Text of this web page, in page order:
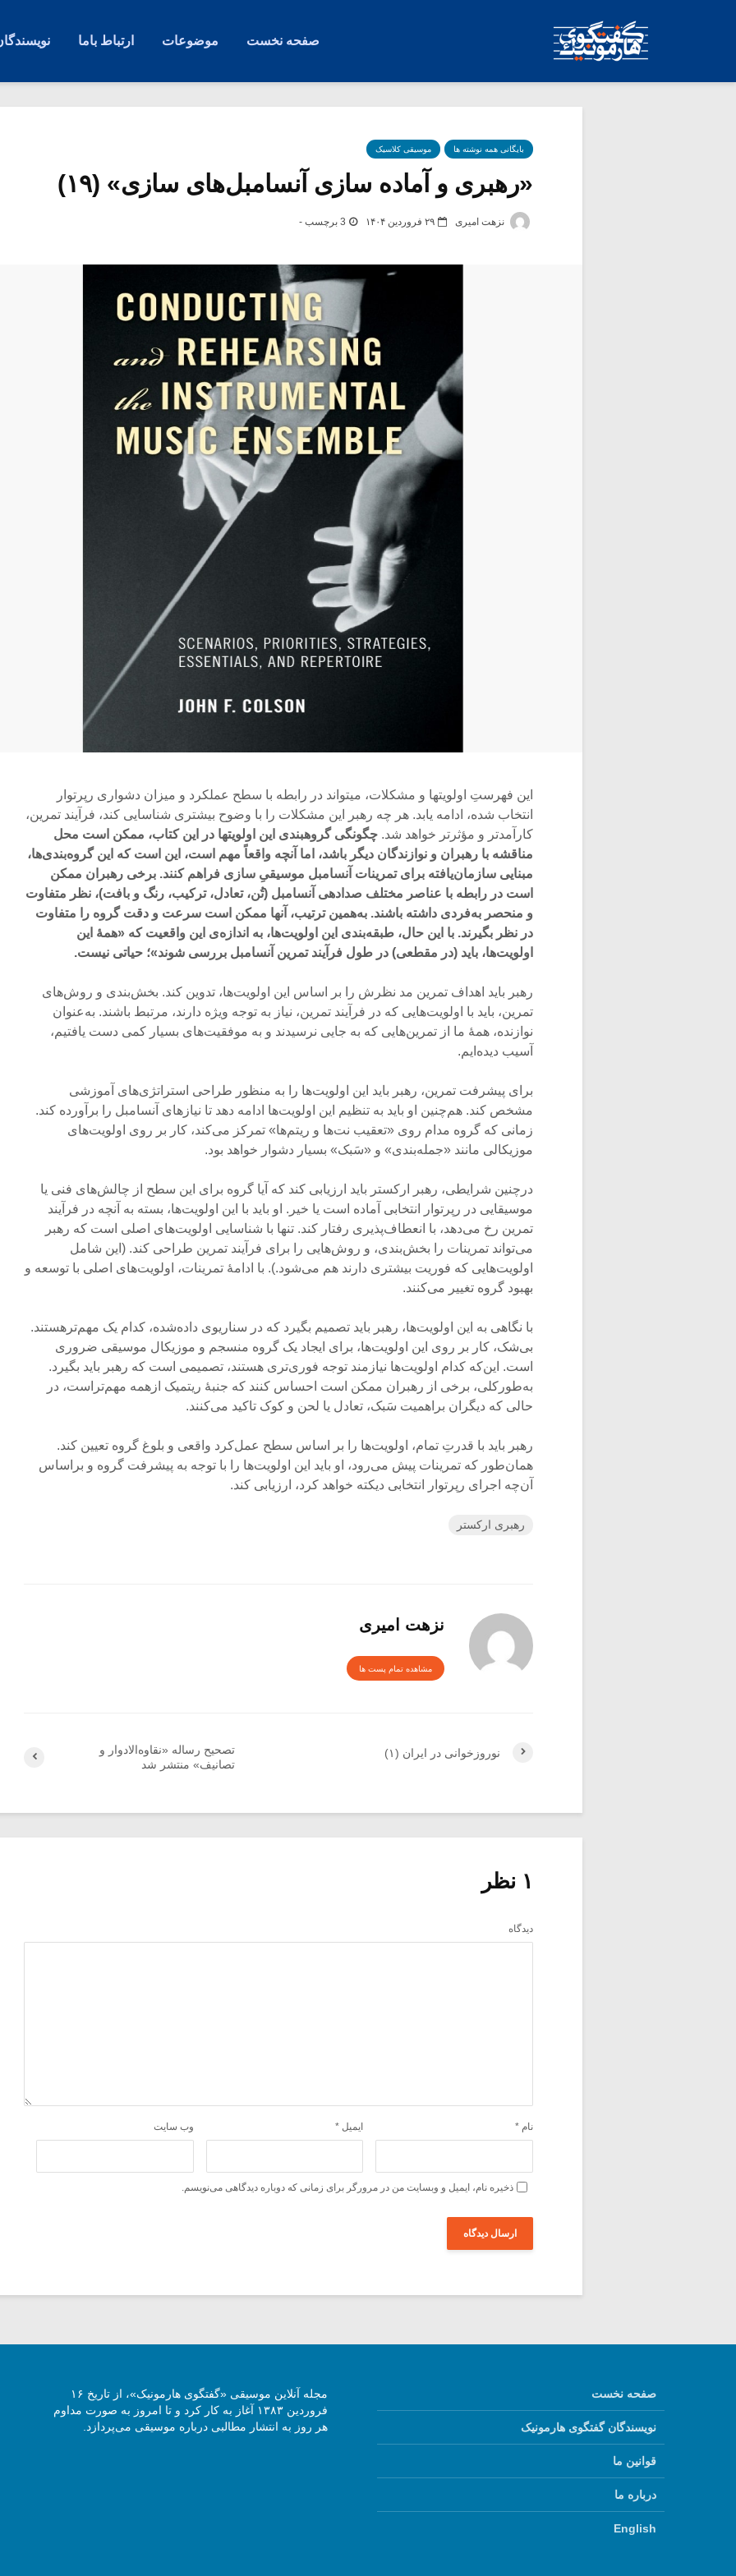
صفحه نخست موضوعات ارتباط باما
بایگانی همه نوشته ها موسیقی کلاسیک
«رهبری و آماده سازی آنسامبل‌های سازی» (۱۹)
نزهت امیری ۲۹ فروردین ۱۴۰۴ 3 برچسب -
این فهرستِ اولویت­ها و مشکلات، می­تواند در رابطه با سطح عمل­کرد و میزان دشواری رپرتوار
انتخاب شده، ادامه یابد. هر چه رهبر این مشکلات را با وضوح بیش­تری شناسایی کند، فرآیند تمرین،
کارآمدتر و مؤثرتر خواهد شد. چگونگی گروه­بندی این اولویت­ها در این کتاب، ممکن است محل
مناقشه با رهبران و نوازندگان دیگر باشد، اما آنچه واقعاً مهم است، این است که این گروه‌بندی‌ها،
مبنایی سازمان‌یافته برای تمرینات آنسامبل موسیقیِ سازی فراهم کنند. برخی رهبران ممکن
است در رابطه با عناصر مختلف صدادهی آنسامبل (تُن، تعادل، ترکیب، رنگ و بافت)، نظر متفاوت
و منحصر به‌فردی داشته باشند. به‌همین ترتیب، آنها ممکن است سرعت و دقت گروه را متفاوت
در نظر بگیرند. با این حال، طبقه‌بندی این اولویت‌ها، به اندازه‌ی این واقعیت که «همۀ این
اولویت‌ها، باید (در مقطعی) در طول فرآیند تمرین آنسامبل بررسی شوند»؛ حیاتی نیست.
رهبر باید اهداف تمرین مد نظرش را بر اساس این اولویت‌ها، تدوین کند. بخش‌بندی و روش‌های
تمرین، باید با اولویت‌هایی که در فرآیند تمرین، نیاز به توجه ویژه دارند، مرتبط باشند. به‌عنوان
نوازنده، همۀ ما از تمرین‌هایی که به جایی نرسیدند و به موفقیت‌های بسیار کمی دست یافتیم،
آسیب دیده‌ایم.
برای پیشرفت تمرین، رهبر باید این اولویت‌ها را به منظور طراحی استراتژی‌های آموزشی
مشخص کند. هم‌چنین او باید به تنظیم این اولویت‌ها ادامه دهد تا نیازهای آنسامبل را برآورده کند.
زمانی که گروه مدام روی «تعقیب نت‌ها و ریتم‌ها» تمرکز می‌کند، کار بر روی اولویت‌های
موزیکالی مانند «جمله‌بندی» و «سَبک» بسیار دشوار خواهد بود.
درچنین شرایطی، رهبر ارکستر باید ارزیابی کند که آیا گروه برای این سطح از چالش‌های فنی یا
موسیقایی در رپرتوار انتخابی آماده است یا خیر. او باید با این اولویت‌ها، بسته به آنچه در فرآیند
تمرین رخ می‌دهد، با انعطاف‌پذیری رفتار کند. تنها با شناسایی اولویت‌های اصلی است که رهبر
می‌تواند تمرینات را بخش‌بندی، و روش‌هایی را برای فرآیند تمرین طراحی کند. (این شامل
اولویت‌هایی که فوریت بیشتری دارند هم می‌شود.). با ادامۀ تمرینات، اولویت‌های اصلی با توسعه و
بهبود گروه تغییر می‌کنند.
با نگاهی به این اولویت‌ها، رهبر باید تصمیم بگیرد که در سناریوی داده‌شده، کدام یک مهم‌ترهستند.
بی‌شک، کار بر روی این اولویت‌ها، برای ایجاد یک گروه منسجم و موزیکال موسیقی ضروری
است. این‌که کدام اولویت‌ها نیازمند توجه فوری‌تری هستند، تصمیمی است که رهبر باید بگیرد.
به‌طورکلی، برخی از رهبران ممکن است احساس کنند که جنبۀ ریتمیک ازهمه مهم‌تراست، در
حالی که دیگران براهمیت سَبک، تعادل یا لحن و کوک تاکید می‌کنند.
رهبر باید با قدرتِ تمام، اولویت‌ها را بر اساس سطح عمل‌کرد واقعی و بلوغ گروه تعیین کند.
همان‌طور که تمرینات پیش می‌رود، او باید این اولویت‌ها را با توجه به پیشرفت گروه و براساس
آن‌چه اجرای رپرتوار انتخابی دیکته خواهد کرد، ارزیابی کند.
رهبری ارکستر
نزهت امیری
مشاهده تمام پست ها
تصحیح رساله «نقاوه‌الادوار و
تصانیف» منتشر شد
نوروزخوانی در ایران (۱)
۱ نظر
دیدگاه
نام * ایمیل * وب‌ سایت
ذخیره نام، ایمیل و وبسایت من در مرورگر برای زمانی که دوباره دیدگاهی می‌نویسم.
صفحه نخست
نویسندگان گفتگوی هارمونیک
قوانین ما
درباره ما
English
مجله آنلاین موسیقی «گفتگوی هارمونیک»، از تاریخ ۱۶
فروردین ۱۳۸۳ آغاز به کار کرد و تا امروز به صورت مداوم
هر روز به انتشار مطالبی درباره موسیقی می‌پردازد.